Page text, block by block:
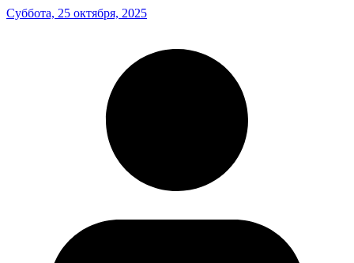
Суббота, 25 октября, 2025